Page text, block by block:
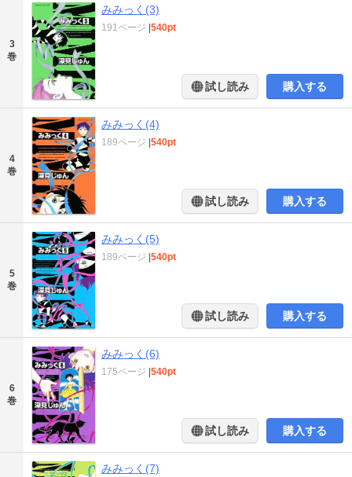
3
巻
みみっく(3)
191ページ |540pt
試し読み 購入する
4
巻
みみっく(4)
189ページ |540pt
試し読み 購入する
5
巻
みみっく(5)
189ページ |540pt
試し読み 購入する
6
巻
みみっく(6)
175ページ |540pt
試し読み 購入する
みみっく(7)